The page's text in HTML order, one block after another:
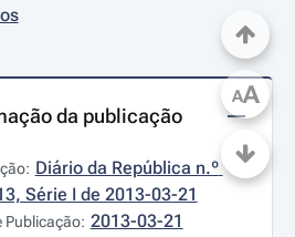
da publicação
Diário da República n.º
Série I de 2013-03-21
Publicação: 2013-03-21
AA